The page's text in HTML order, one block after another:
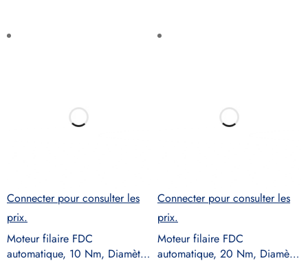
Connecter pour consulter les
prix.
Moteur filaire FDC
automatique, 10 Nm, Diamètre
Connecter pour consulter les
prix.
Moteur filaire FDC
automatique, 20 Nm, Diamètre